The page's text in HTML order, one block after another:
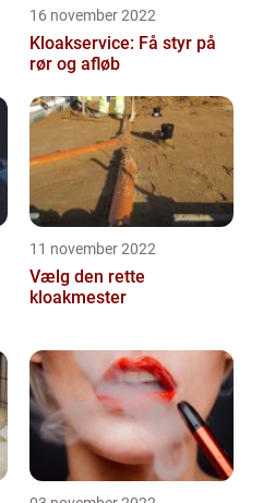
16 november 2022
Kloakservice: Få styr på
rør og afløb
11 november 2022
Vælg den rette
kloakmester